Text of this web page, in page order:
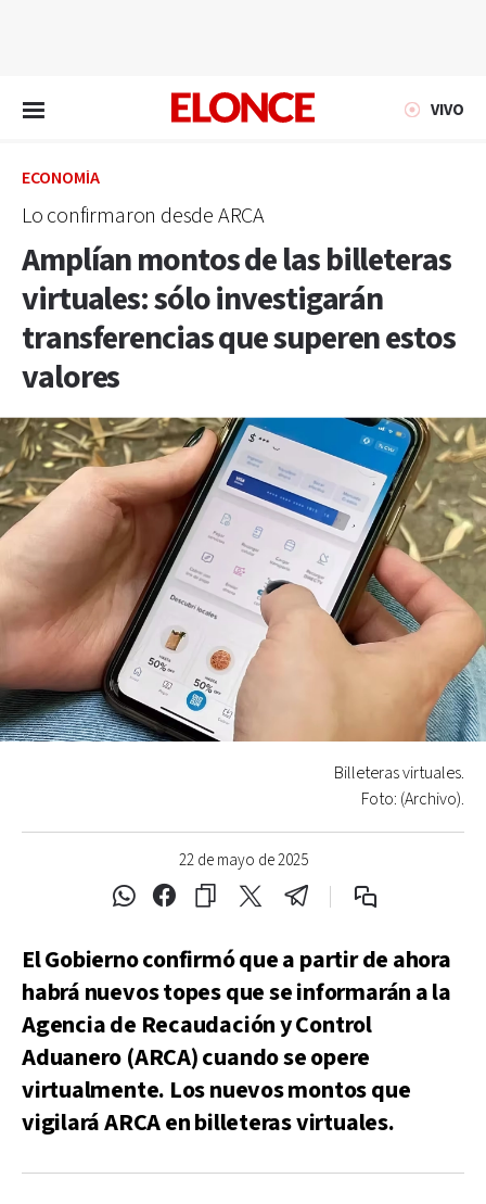
VIVO
ECONOMÍA
Lo confirmaron desde ARCA
Amplían montos de las billeteras
virtuales: sólo investigarán
transferencias que superen estos
valores
22 de mayo de 2025
Billeteras virtuales.
Foto: (Archivo).
El Gobierno confirmó que a partir de ahora
habrá nuevos topes que se informarán a la
Agencia de Recaudación y Control
Aduanero (ARCA) cuando se opere
virtualmente. Los nuevos montos que
vigilará ARCA en billeteras virtuales.